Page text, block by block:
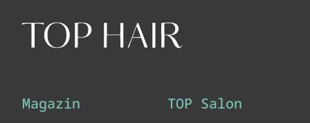
Magazin TOP Salon